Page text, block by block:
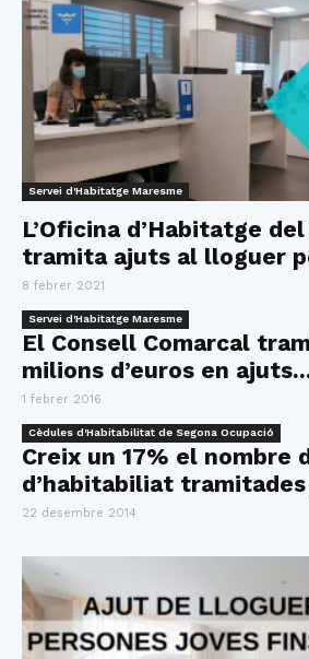
Servei d'Habitatge Maresme
L’Oficina d’Habitatge
tramita ajuts al lloguer
8 febrer 2021
Servei d'Habitatge Maresme
El Consell Comarcal
milions d’euros en
1 febrer 2016
Cèdules d'Habitabilitat de Segona Ocupació
Creix un 17% el nombre
d’habitabiliat
22 desembre 2014